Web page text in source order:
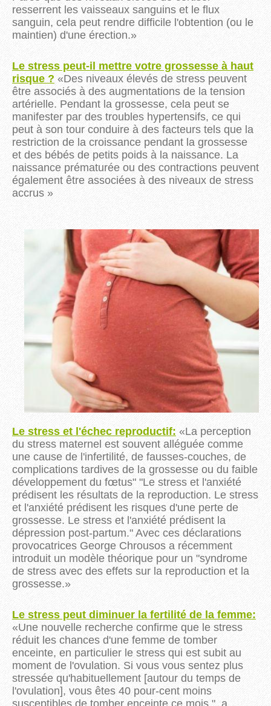
resserrent les vaisseaux sanguins et le flux
sanguin, cela peut rendre difficile l'obtention (ou le
maintien) d'une érection.»
Le stress peut-il mettre votre grossesse à haut
risque ? «Des niveaux élevés de stress peuvent
être associés à des augmentations de la tension
artérielle. Pendant la grossesse, cela peut se
manifester par des troubles hypertensifs, ce qui
peut à son tour conduire à des facteurs tels que la
restriction de la croissance pendant la grossesse
et des bébés de petits poids à la naissance. La
naissance prématurée ou des contractions peuvent
également être associées à des niveaux de stress
accrus »
Le stress et l'échec reproductif: «La perception
du stress maternel est souvent alléguée comme
une cause de l'infertilité, de fausses-couches, de
complications tardives de la grossesse ou du faible
développement du fœtus" "Le stress et l'anxiété
prédisent les résultats de la reproduction. Le stress
et l'anxiété prédisent les risques d'une perte de
grossesse. Le stress et l'anxiété prédisent la
dépression post-partum." Avec ces déclarations
provocatrices George Chrousos a récemment
introduit un modèle théorique pour un "syndrome
de stress avec des effets sur la reproduction et la
grossesse.»
Le stress peut diminuer la fertilité de la femme:
«Une nouvelle recherche confirme que le stress
réduit les chances d'une femme de tomber
enceinte, en particulier le stress qui est subit au
moment de l'ovulation. Si vous vous sentez plus
stressée qu'habituellement [autour du temps de
l'ovulation], vous êtes 40 pour-cent moins
susceptibles de tomber enceinte ce mois ", a